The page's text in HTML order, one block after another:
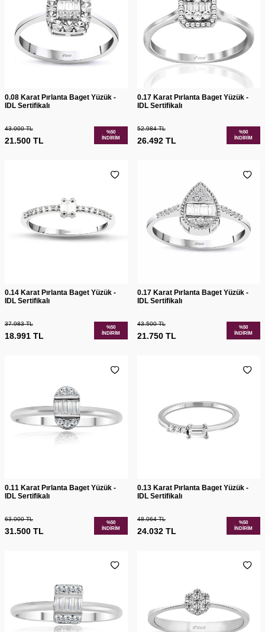
0.08 Karat Pırlanta Baget Yüzük -
IDL Sertifikalı
43.000TL
21.500 TL
%50
İNDIRIM
0.17 Karat Pırlanta Baget Yüzük -
IDL Sertifikalı
52.984TL
26.492 TL
%50
İNDIRIM
0.14 Karat Pırlanta Baget Yüzük -
IDL Sertifikalı
37.983TL
18.991 TL
%50
İNDIRIM
0.17 Karat Pırlanta Baget Yüzük -
IDL Sertifikalı
43.500TL
21.750 TL
%50
İNDIRIM
0.11 Karat Pırlanta Baget Yüzük -
IDL Sertifikalı
63.000TL
31.500 TL
%50
İNDIRIM
0.13 Karat Pırlanta Baget Yüzük -
IDL Sertifikalı
48.064TL
24.032 TL
%50
İNDIRIM